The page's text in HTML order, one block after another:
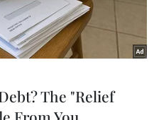
The "Relief